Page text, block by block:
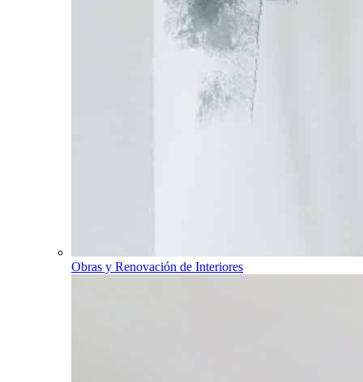
Obras y Renovación de Interiores